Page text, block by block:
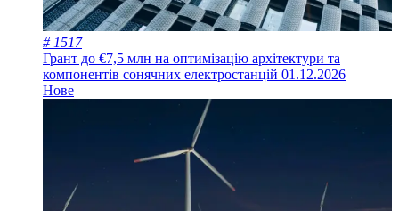
# 1517
Грант до €7,5 млн на оптимізацію архітектури та
компонентів сонячних електростанцій 01.12.2026
Нове